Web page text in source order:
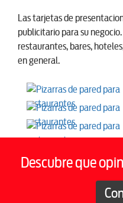
Las tarjetas de
publicitario para su
restaurantes, bares,
en general.
Descubre que